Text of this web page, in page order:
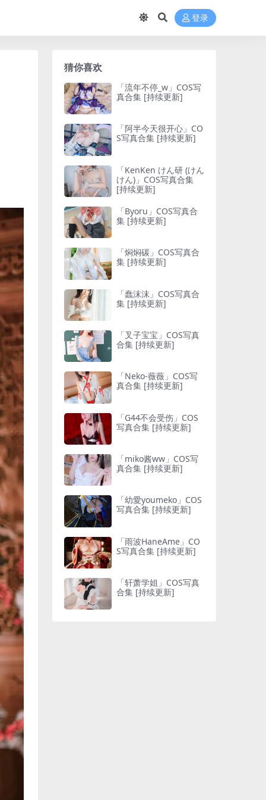
登录
猜你喜欢
「流年不停_w」COS写
真合集 [持续更新]
「阿半今天很开心」CO
S写真合集 [持续更新]
「KenKen けん研 (けん
けん)」COS写真合集
[持续更新]
「Byoru」COS写真合
集 [持续更新]
「焖焖碳」COS写真合
集 [持续更新]
「蠢沫沫」COS写真合
集 [持续更新]
「叉子宝宝」COS写真
合集 [持续更新]
「Neko-薇薇」COS写
真合集 [持续更新]
「G44不会受伤」COS
写真合集 [持续更新]
「miko酱ww」COS写
真合集 [持续更新]
「幼愛youmeko」COS
写真合集 [持续更新]
「雨波HaneAme」CO
S写真合集 [持续更新]
「轩萧学姐」COS写真
合集 [持续更新]